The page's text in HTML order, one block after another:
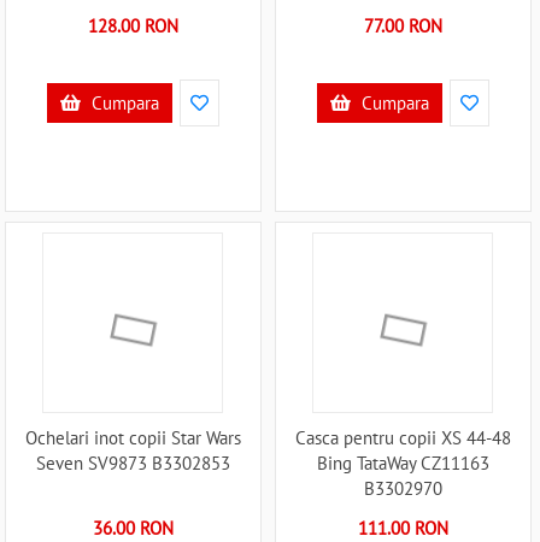
128.00 RON
Cumpara
77.00 RON
Cumpara
Ochelari inot copii Star Wars
Seven SV9873 B3302853
36.00 RON
Casca pentru copii XS 44-48
Bing TataWay CZ11163
B3302970
111.00 RON